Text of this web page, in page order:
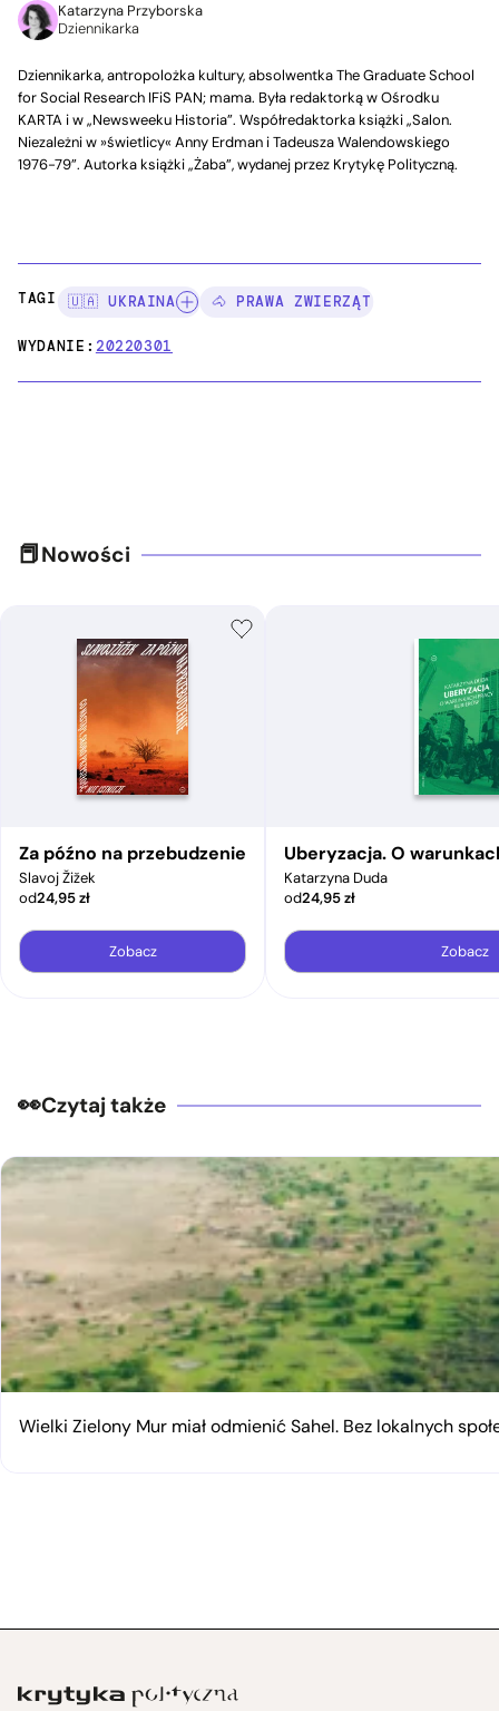
Katarzyna Przyborska
Dziennikarka
Dziennikarka, antropolożka kultury, absolwentka The Graduate School
for Social Research IFiS PAN; mama. Była redaktorką w Ośrodku
KARTA i w „Newsweeku Historia”. Współredaktorka książki „Salon.
Niezależni w »świetlicy« Anny Erdman i Tadeusza Walendowskiego
1976-79”. Autorka książki „Żaba”, wydanej przez Krytykę Polityczną.
TAGI: 🇺🇦 UKRAINA 🐴 PRAWA ZWIERZĄT
WYDANIE:20220301
Nowości
Za późno na przebudzenie
Slavoj Žižek
od24,95zł
Zobacz
Uberyzacja. O
Katarzyna Duda
od24,95zł
Zobacz
Czytaj także
Wielki Zielony Mur miał odmienić Sahel. Bez lokalnych